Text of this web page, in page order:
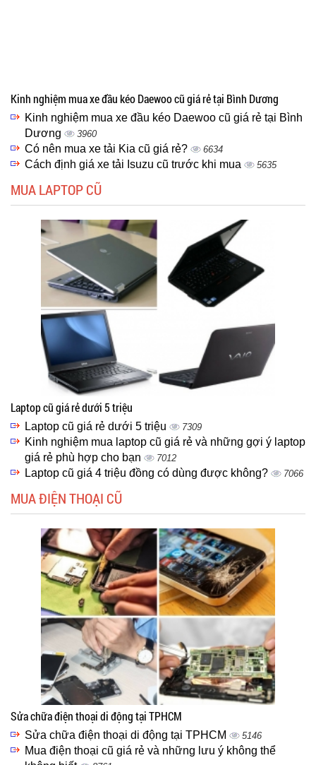
Kinh nghiệm mua xe đầu kéo Daewoo cũ giá rẻ tại Bình Dương
Kinh nghiệm mua xe đầu kéo Daewoo cũ giá rẻ tại Bình
Dương
3960
Có nên mua xe tải Kia cũ giá rẻ? 6634
Cách định giá xe tải Isuzu cũ trước khi mua 5635
MUA LAPTOP CŨ
Laptop cũ giá rẻ dưới 5 triệu
Laptop cũ giá rẻ dưới 5 triệu 7309
Kinh nghiệm mua laptop cũ giá rẻ và những gợi ý laptop
giá rẻ phù hợp cho bạn
7012
Laptop cũ giá 4 triệu đồng có dùng được không? 7066
MUA ĐIỆN THOẠI CŨ
Sửa chữa điện thoại di động tại TPHCM
Sửa chữa điện thoại di động tại TPHCM 5146
Mua điện thoại cũ giá rẻ và những lưu ý không thể